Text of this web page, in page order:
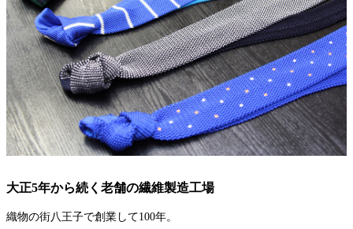
大正5年から続く老舗の繊維製造工場
織物の街八王子で創業して100年。